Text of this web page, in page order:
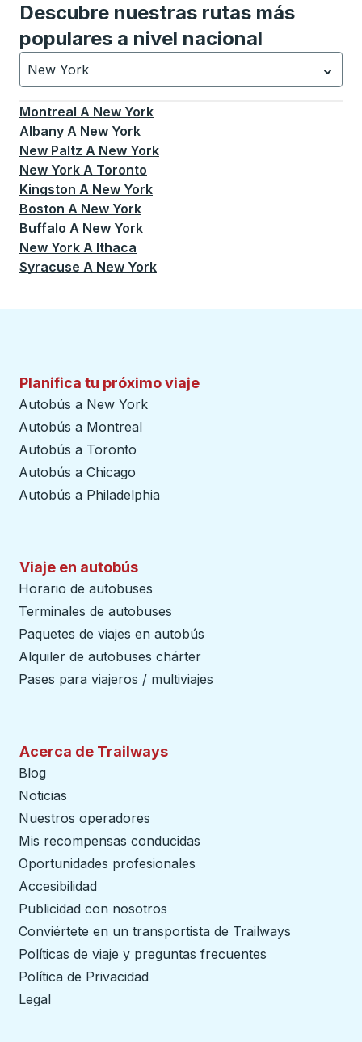
Descubre nuestras rutas más
populares a nivel nacional
New York
Currently selected: New York.La selección está
Montreal A New York
Albany A New York
New Paltz A New York
New York A Toronto
Kingston A New York
Boston A New York
Buffalo A New York
New York A Ithaca
Syracuse A New York
Planifica tu próximo viaje
Autobús a New York
Autobús a Montreal
Autobús a Toronto
Autobús a Chicago
Autobús a Philadelphia
Viaje en autobús
Horario de autobuses
Terminales de autobuses
Paquetes de viajes en autobús
Alquiler de autobuses chárter
Pases para viajeros / multiviajes
Acerca de Trailways
Blog
Noticias
Nuestros operadores
Mis recompensas conducidas
Oportunidades profesionales
Accesibilidad
Publicidad con nosotros
Conviértete en un transportista de Trailways
Políticas de viaje y preguntas frecuentes
Política de Privacidad
Legal